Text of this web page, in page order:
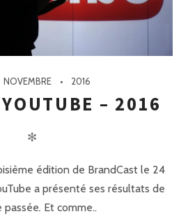
NOVEMBRE 2016
– 2016
✻
édition de BrandCast le 24
a présenté ses résultats de
passée. Et comme..